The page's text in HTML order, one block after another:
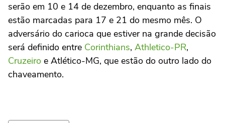
serão em 10 e 14 de dezembro, enquanto as finais
estão marcadas para 17 e 21 do mesmo mês. O
adversário do carioca que estiver na grande decisão
será definido entre Corinthians, Athletico-PR,
Cruzeiro e Atlético-MG, que estão do outro lado do
chaveamento.